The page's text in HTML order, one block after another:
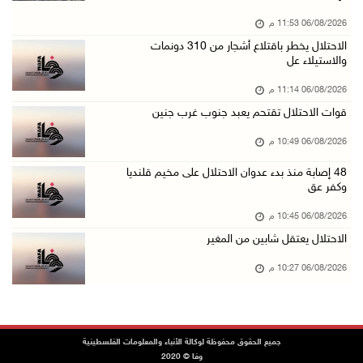
الاحتلال يوسع حملات الدهم والاعتقال في قلنديا ...
06/آب/2026 08:06 م
الرئيس المصري وملك البحرين يشددان على ضرورة ت ...
رابطة العالم الإسلامي تدين تواصل انتهاكات الا ...
اليونيسف: استشهاد 300 طفل منذ وقف إطلاق النار ...
إصابتان بالرصاص والاعتداء خلال اقتحام الاحتلا ...
06/08/2026 11:53 م
الاحتلال يخطر باقتلاع أشجار من 310 دونمات
والاستيلاء عل
06/08/2026 11:14 م
قوات الاحتلال تقتحم يعبد جنوب غرب جنين
06/08/2026 10:49 م
48 إصابة منذ بدء عدوان الاحتلال على مخيم قلنديا
وكفر عق
06/08/2026 10:45 م
الاحتلال يعتقل شابين من المغير
06/08/2026 10:27 م
جميع الحقوق محفوظة لوكالة الأنباء والمعلومات الفلسطينية
وفا © 2020